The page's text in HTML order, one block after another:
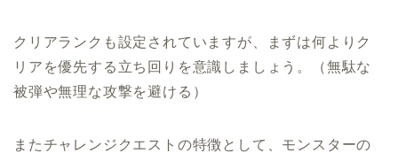
クリアランクも設定されていますが、まずは何よりク
リアを優先する立ち回りを意識しましょう。（無駄な
被弾や無理な攻撃を避ける）
またチャレンジクエストの特徴として、モンスターの